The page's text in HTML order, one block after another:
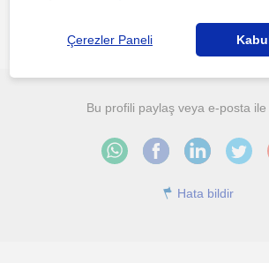
Bu profili paylaş veya e-posta
Hata bildir
Çerezler Paneli